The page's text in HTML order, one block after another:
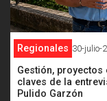
Regionales 30-julio-
Gestión,
claves de la
Pulido Garzón